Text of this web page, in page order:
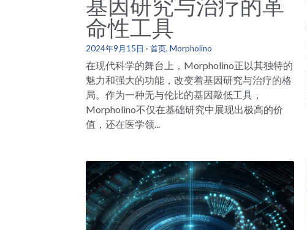
基因研究与治疗的革
命性工具
2024年9月15日 ·首页, Morpholino
在现代科学的舞台上，Morpholino正以其独特的
魅力和强大的功能，改变着基因研究与治疗的格
局。作为一种无与伦比的基因敲低工具，
Morpholino不仅在基础研究中展现出极高的价
值，还在医学领...